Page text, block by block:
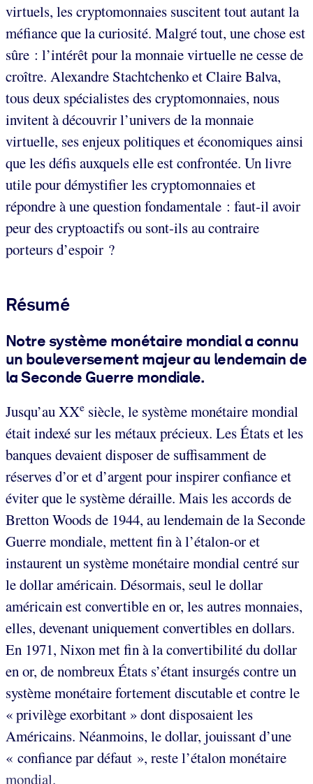
virtuels, les cryptomonnaies suscitent tout autant la
méfiance que la curiosité. Malgré tout, une chose est
sûre : l’intérêt pour la monnaie virtuelle ne cesse de
croître. Alexandre Stachtchenko et Claire Balva,
tous deux spécialistes des cryptomonnaies, nous
invitent à découvrir l’univers de la monnaie
virtuelle, ses enjeux politiques et économiques ainsi
que les défis auxquels elle est confrontée. Un livre
utile pour démystifier les cryptomonnaies et
répondre à une question fondamentale : faut-il avoir
peur des cryptoactifs ou sont-ils au contraire
porteurs d’espoir ?
Résumé
Notre système monétaire mondial a connu
un bouleversement majeur au lendemain de
la Seconde Guerre mondiale.
Jusqu’au XXe siècle, le système monétaire mondial
était indexé sur les métaux précieux. Les États et les
banques devaient disposer de suffisamment de
réserves d’or et d’argent pour inspirer confiance et
éviter que le système déraille. Mais les accords de
Bretton Woods de 1944, au lendemain de la Seconde
Guerre mondiale, mettent fin à l’étalon-or et
instaurent un système monétaire mondial centré sur
le dollar américain. Désormais, seul le dollar
américain est convertible en or, les autres monnaies,
elles, devenant uniquement convertibles en dollars.
En 1971, Nixon met fin à la convertibilité du dollar
en or, de nombreux États s’étant insurgés contre un
système monétaire fortement discutable et contre le
« privilège exorbitant » dont disposaient les
Américains. Néanmoins, le dollar, jouissant d’une
« confiance par défaut », reste l’étalon monétaire
mondial.